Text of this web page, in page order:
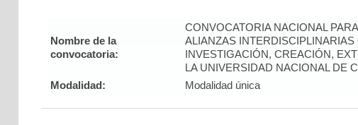
Nombre de la
convocatoria:
CONVOCATORIA NACIONAL
ALIANZAS INTERDISCIPLINARIAS
INVESTIGACIÓN, CREACIÓN,
LA UNIVERSIDAD NACIONAL DE
Modalidad:
Modalidad única